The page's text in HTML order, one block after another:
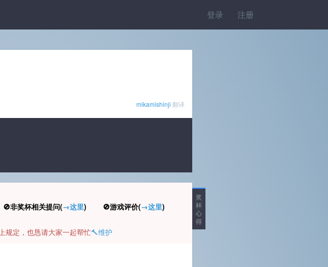
登录 注册
mikamishinji 翻译
奖
杯
心
得
奖杯相关提问(→这里) 🚫游戏评价(→这里)
规定，也恳请大家一起帮忙🔨维护